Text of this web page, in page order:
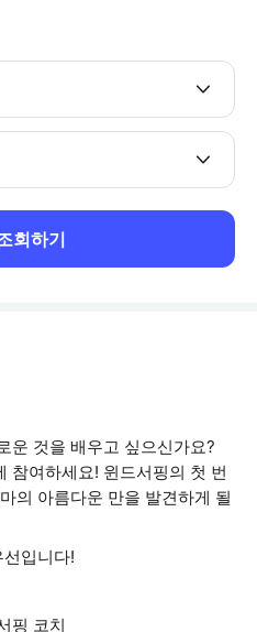
회하기
운 것을 배우고 싶으신가요?
참여하세요! 윈드서핑의 첫 번
의 아름다운 만을 발견하게 될
입니다!
핑 코치